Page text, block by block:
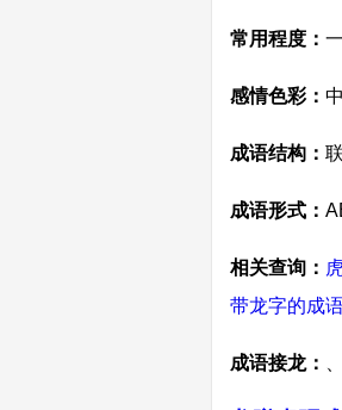
常用程度：
感情色彩：
成语结构：
成语形式：
相关查询：
带龙字的成
成语接龙：